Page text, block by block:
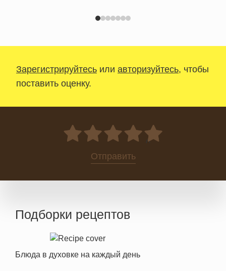
Зарегистрируйтесь или авторизуйтесь, чтобы
поставить оценку.
0
Отправить
Подборки рецептов
Блюда в духовке на каждый день